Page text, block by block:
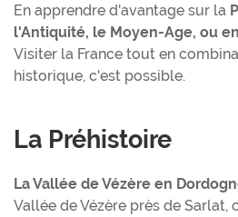
En apprendre d'avantage sur la
l'Antiquité, le Moyen-Age, ou
Visiter la France tout en
historique, c'est possible.
La Préhistoire
La Vallée de Vézère en
Vallée de Vézère près de